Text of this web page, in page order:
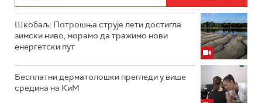
Шкобаљ: Потрошња струје лети достигла
зимски ниво, морамо да тражимо нови
енергетски пут
Бесплатни дерматолошки прегледи у више
средина на КиМ